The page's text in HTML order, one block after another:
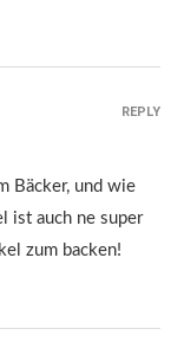
Bäcker, und wie
ist auch ne super
zum backen!
REPLY